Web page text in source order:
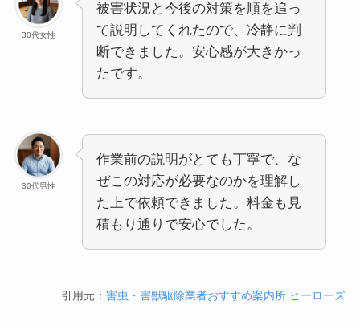
30代女性
被害状況と今後の対策を順を追っ
て説明してくれたので、冷静に判
断できました。安心感が大きかっ
たです。
30代男性
作業前の説明がとても丁寧で、な
ぜこの対応が必要なのかを理解し
た上で依頼できました。料金も見
積もり通りで安心でした。
引用元：害虫・害獣駆除業者おすすめ案内所 ヒーローズ